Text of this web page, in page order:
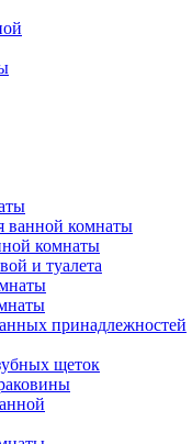
ванной комнаты
комнаты
и туалета
принадлежностей
щеток